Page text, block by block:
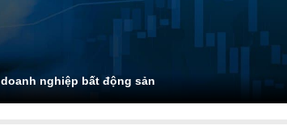
doanh nghiệp bất động sản